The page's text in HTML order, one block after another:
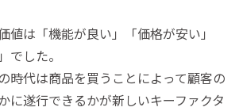
値は「機能が良い」「価格が安い」
でした。
時代は商品を買うことによって顧客の
に遂行できるかが新しいキーファクタ